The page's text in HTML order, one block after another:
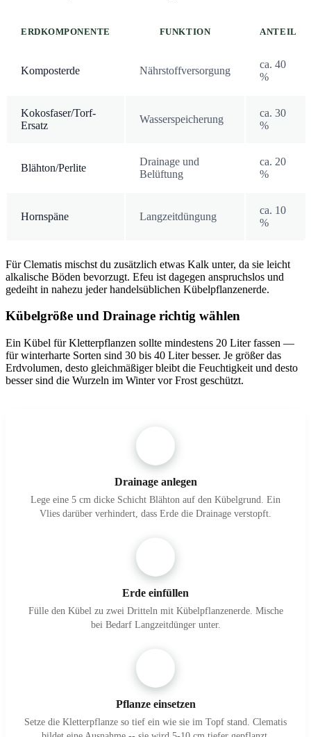
ERDKOMPONENTE FUNKTION ANTEIL
Komposterde Nährstoffversorgung
ca. 40
%
Kokosfaser/Torf-
Ersatz
Wasserspeicherung
ca. 30
%
Blähton/Perlite
Drainage und
Belüftung
ca. 20
%
Hornspäne Langzeitdüngung
ca. 10
%
Für Clematis mischst du zusätzlich etwas Kalk unter, da sie leicht
alkalische Böden bevorzugt. Efeu ist dagegen anspruchslos und
gedeiht in nahezu jeder handelsüblichen Kübelpflanzenerde.
Kübelgröße und Drainage richtig wählen
Ein Kübel für Kletterpflanzen sollte mindestens 20 Liter fassen —
für winterharte Sorten sind 30 bis 40 Liter besser. Je größer das
Erdvolumen, desto gleichmäßiger bleibt die Feuchtigkeit und desto
besser sind die Wurzeln im Winter vor Frost geschützt.
Drainage anlegen
Lege eine 5 cm dicke Schicht Blähton auf den Kübelgrund. Ein
Vlies darüber verhindert, dass Erde die Drainage verstopft.
Erde einfüllen
Fülle den Kübel zu zwei Dritteln mit Kübelpflanzenerde. Mische
bei Bedarf Langzeitdünger unter.
Pflanze einsetzen
Setze die Kletterpflanze so tief ein wie sie im Topf stand. Clematis